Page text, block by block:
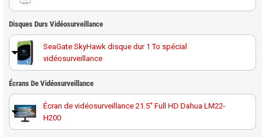
Disques Durs Vidéosurveillance
SeaGate SkyHawk disque dur 1 To spécial
vidéosurveillance
Disque dur 1 To spécial vidéosurveillance Western
Digital Purple
SeaGate SkyHawk disque dur 2 To spécial
vidéosurveillance
Écrans De Vidéosurveillance
Écran de vidéosurveillance 21.5" Full HD Dahua LM22-
H200